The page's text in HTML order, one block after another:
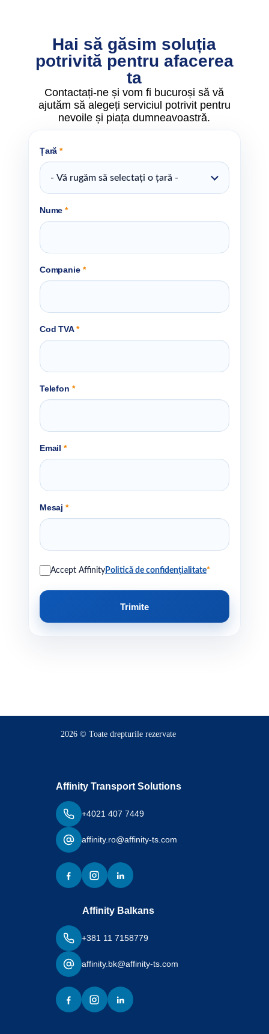
Hai să găsim soluția
potrivită pentru afacerea
ta
Contactați-ne și vom fi bucuroși să vă
ajutăm să alegeți serviciul potrivit pentru
nevoile și piața dumneavoastră.
Țară*
- Vă rugăm să selectați o țară -
Nume*
Companie *
Cod TVA*
Telefon *
Email*
Mesaj*
Accept AffinityPolitică de confidențialitate*
Trimite
2026 © Toate drepturile rezervate
Affinity Transport Solutions
+4021 407 7449
affinity.ro@affinity-ts.com
Affinity Balkans
+381 11 7158779
affinity.bk@affinity-ts.com